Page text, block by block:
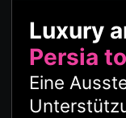
Luxury
Persia
Eine